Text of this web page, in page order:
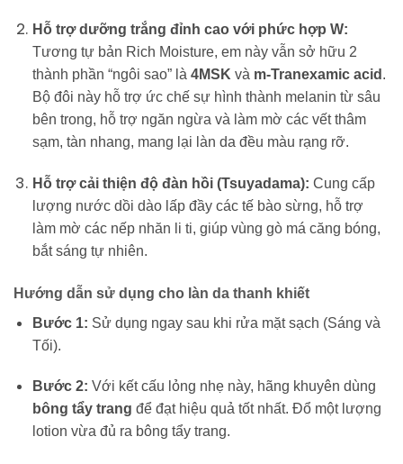
Hỗ trợ dưỡng trắng đỉnh cao với phức hợp W:
Tương tự bản Rich Moisture, em này vẫn sở hữu 2
thành phần “ngôi sao” là 4MSK và m-Tranexamic acid .
Bộ đôi này hỗ trợ ức chế sự hình thành melanin từ sâu
bên trong, hỗ trợ ngăn ngừa và làm mờ các vết thâm
sạm, tàn nhang, mang lại làn da đều màu rạng rỡ.
Hỗ trợ cải thiện độ đàn hồi (Tsuyadama): Cung cấp
lượng nước dồi dào lấp đầy các tế bào sừng, hỗ trợ
làm mờ các nếp nhăn li ti, giúp vùng gò má căng bóng,
bắt sáng tự nhiên.
Hướng dẫn sử dụng cho làn da thanh khiết
Bước 1: Sử dụng ngay sau khi rửa mặt sạch (Sáng và
Tối).
Bước 2: Với kết cấu lỏng nhẹ này, hãng khuyên dùng
bông tẩy trang để đạt hiệu quả tốt nhất. Đổ một lượng
lotion vừa đủ ra bông tẩy trang.